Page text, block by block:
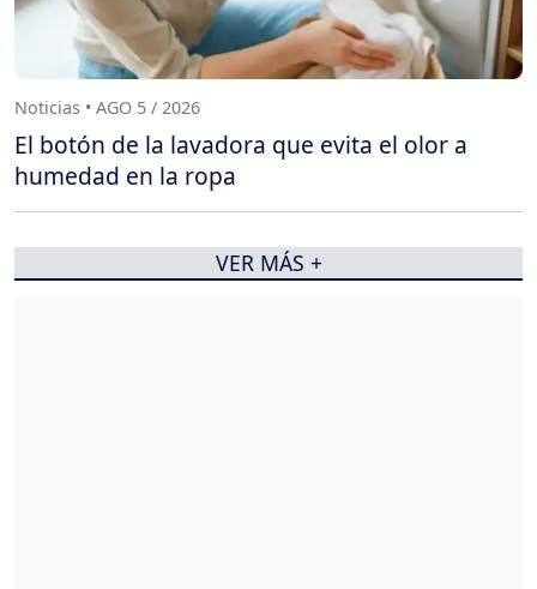
Noticias • AGO 5 / 2026
El botón de la lavadora que evita el olor a
humedad en la ropa
VER MÁS +